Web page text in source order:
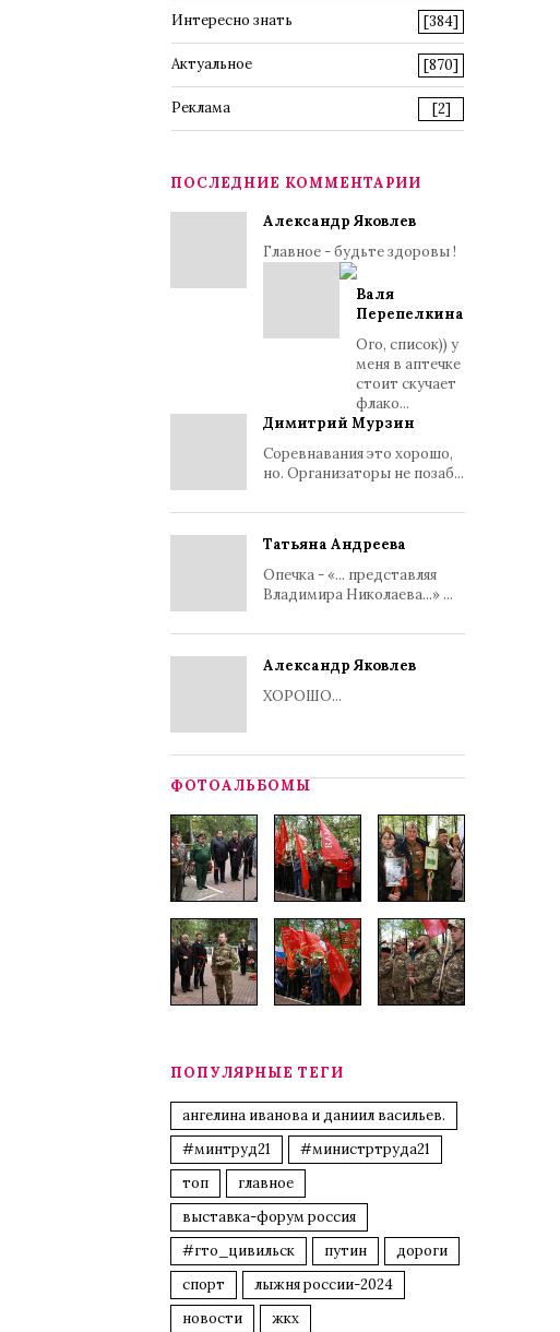
Интересно знать [384]
Актуальное [870]
Реклама [2]
ПОСЛЕДНИЕ КОММЕНТАРИИ
Александр Яковлев
Главное - будьте здоровы !
Валя
Перепелкина
Ого, список)) у
меня в аптечке
стоит скучает
флако...
Димитрий Мурзин
Соревнавания это хорошо,
но. Организаторы не позаб...
Татьяна Андреева
Опечка - «... представляя
Владимира Николаева...» ...
Александр Яковлев
ХОРОШО...
ФОТОАЛЬБОМЫ
ПОПУЛЯРНЫЕ ТЕГИ
ангелина иванова и даниил васильев.
#минтруд21
#министртруда21
топ
главное
выставка-форум россия
#гто_цивильск
путин
дороги
спорт
лыжня россии-2024
новости
жкх